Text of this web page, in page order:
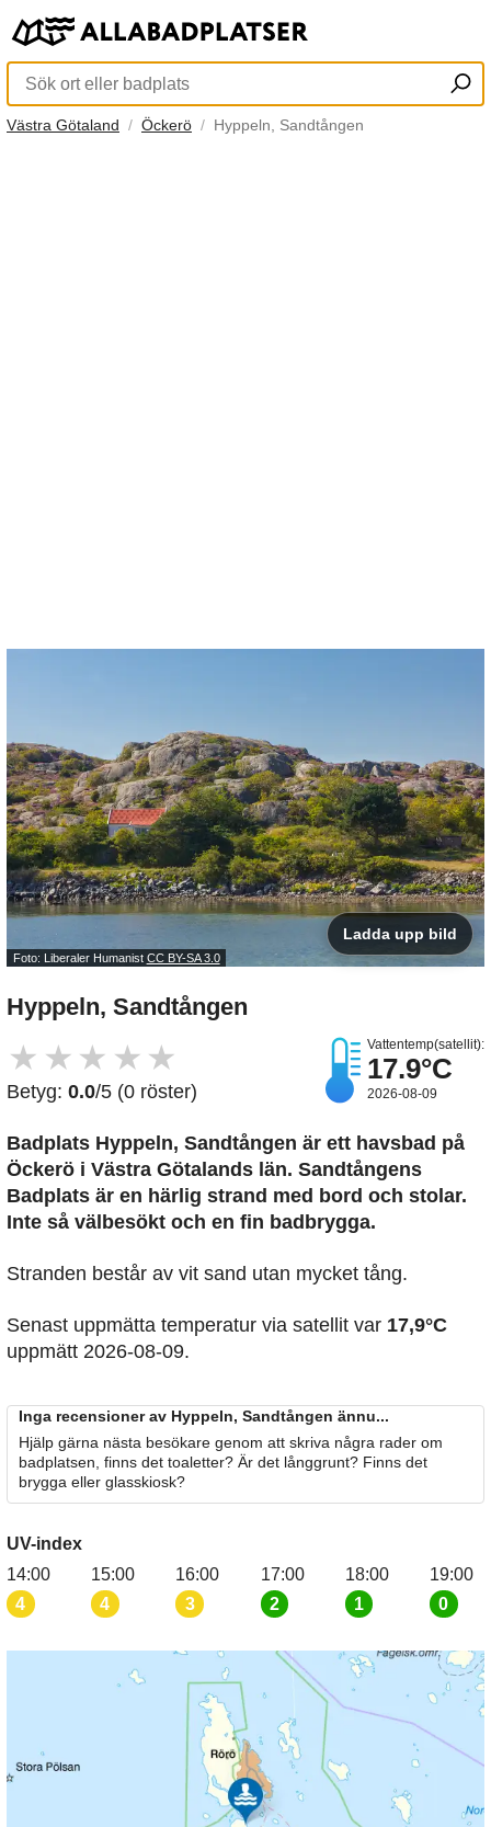
Västra Götaland Öckerö Hyppeln, Sandtången
Foto: Liberaler Humanist CC BY-SA 3.0
Ladda upp bild
Hyppeln, Sandtången
★ ★ ★ ★ ★
Betyg: 0.0/5 (0 röster)
Vattentemp(satellit):
17.9°C
2026-08-09
Badplats Hyppeln, Sandtången är ett havsbad på
Öckerö i Västra Götalands län. Sandtångens
Badplats är en härlig strand med bord och stolar.
Inte så välbesökt och en fin badbrygga.
Stranden består av vit sand utan mycket tång.
Senast uppmätta temperatur via satellit var 17,9°C
uppmätt 2026-08-09.
Inga recensioner av Hyppeln, Sandtången ännu...
Hjälp gärna nästa besökare genom att skriva några rader om
badplatsen, finns det toaletter? Är det långgrunt? Finns det
brygga eller glasskiosk?
UV-index
14:00
4
15:00
4
16:00
3
17:00
2
18:00
1
19:00
0